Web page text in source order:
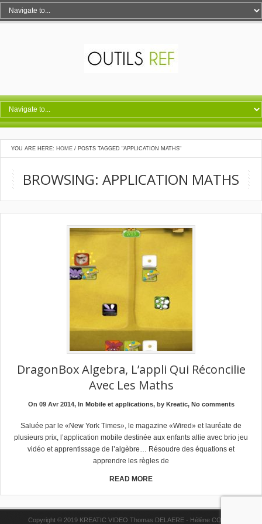
YOU ARE HERE: HOME / POSTS TAGGED "APPLICATION MATHS"
BROWSING: APPLICATION MATHS
DragonBox Algebra, L’appli Qui Réconcilie
Avec Les Maths
On 09 Avr 2014, In Mobile et applications, by Kreatic, No comments
Saluée par le «New York Times», le magazine «Wired» et lauréate de
plusieurs prix, l’application mobile destinée aux enfants allie avec brio jeu
vidéo et apprentissage de l’algèbre… Résoudre des équations et
apprendre les règles de
READ MORE
Copyright © 2019 KREATIC VIDEO Thomas DELAERE - Hélène COPPE